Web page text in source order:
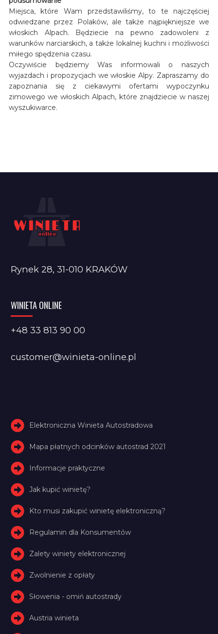
Miejsca, które Wam przedstawiliśmy, to te najczęściej
odwiedzane przez Polaków, ale także najpiękniejsze we
włoskich Alpach. Będziecie na pewno zadowoleni z
warunków narciarskich, a także lokalnej kuchni i możliwości
miłego spędzenia czasu.
Oczywiście będziemy Was informowali o naszych
wyjazdach i propozycjach we włoskie Alpy. Zapraszamy do
zapoznania się z ciekawymi ofertami wypoczynku
zimowego we włoskich Alpach, które znajdziecie w naszej
wyszukiwarce.
Rynek 28, 31-010 KRAKÓW
WINIETA ONLINE
+48 33 813 90 00
customer@winieta-online.pl
Elektroniczna Winieta Autostradowa
Mapa płatnych odcinków autostrad 2021
Informacje praktyczne
Jak kupić winietę?
Kto musi zakupić winietę elektroniczną?
Regulamin dla Konsumentów
Zalety winiety elektronicznej
Zwolnienie z opłaty
Słowenia - omiń autostrady
Austria winieta